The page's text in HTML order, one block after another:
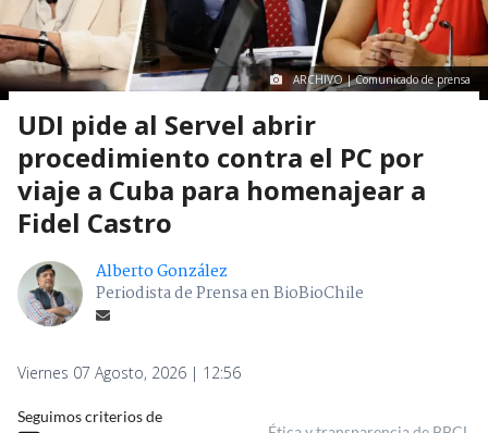
ARCHIVO | Comunicado de prensa
UDI pide al Servel abrir
procedimiento contra el PC por
viaje a Cuba para homenajear a
Fidel Castro
Alberto González
Periodista de Prensa en BioBioChile
Viernes 07 Agosto, 2026 | 12:56
Seguimos criterios de